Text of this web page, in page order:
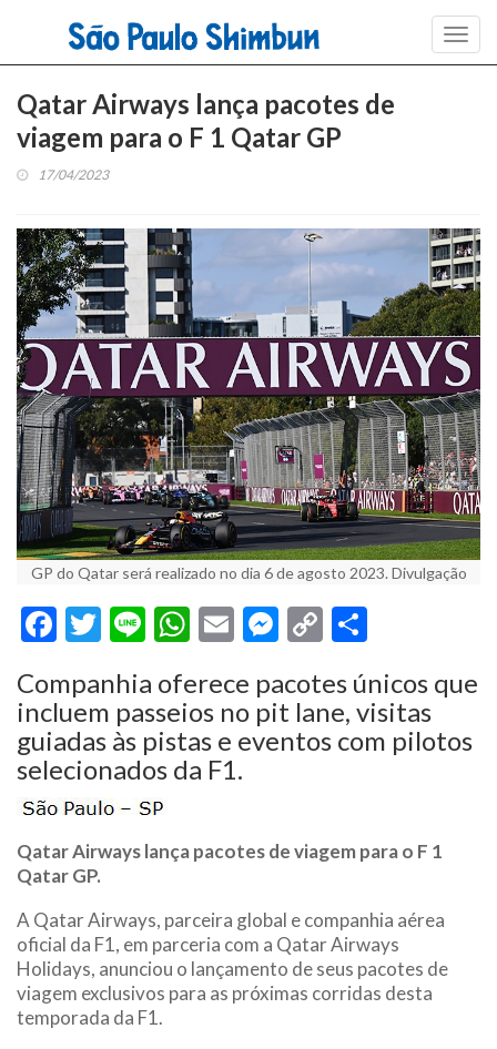
Qatar Airways lança pacotes de
viagem para o F 1 Qatar GP
17/04/2023
GP do Qatar será realizado no dia 6 de agosto 2023. Divulgação
Facebook
Twitter
LineWhatsApp
EmailMessenger
Copy
Companhia oferece pacotes únicos que
incluem passeios no pit lane, visitas
guiadas às pistas e eventos com pilotos
selecionados da F1.
Qatar Airways lança pacotes de viagem para o F 1
Qatar GP.
A Qatar Airways, parceira global e companhia aérea
oficial da F1, em parceria com a Qatar Airways
Holidays, anunciou o lançamento de seus pacotes de
viagem exclusivos para as próximas corridas desta
temporada da F1.